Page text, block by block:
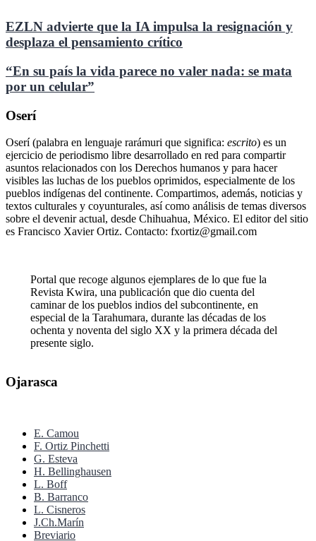
EZLN advierte que la IA impulsa la resignación y
desplaza el pensamiento crítico
“En su país la vida parece no valer nada: se mata
por un celular”
Oserí
Oserí (palabra en lenguaje rarámuri que significa: escrito) es un
ejercicio de periodismo libre desarrollado en red para compartir
asuntos relacionados con los Derechos humanos y para hacer
visibles las luchas de los pueblos oprimidos, especialmente de los
pueblos indígenas del continente. Compartimos, además, noticias y
textos culturales y coyunturales, así como análisis de temas diversos
sobre el devenir actual, desde Chihuahua, México. El editor del sitio
es Francisco Xavier Ortiz. Contacto: fxortiz@gmail.com
Portal que recoge algunos ejemplares de lo que fue la
Revista Kwira, una publicación que dio cuenta del
caminar de los pueblos indios del subcontinente, en
especial de la Tarahumara, durante las décadas de los
ochenta y noventa del siglo XX y la primera década del
presente siglo.
Ojarasca
E. Camou
F. Ortiz Pinchetti
G. Esteva
H. Bellinghausen
L. Boff
B. Barranco
L. Cisneros
J.Ch.Marín
Breviario